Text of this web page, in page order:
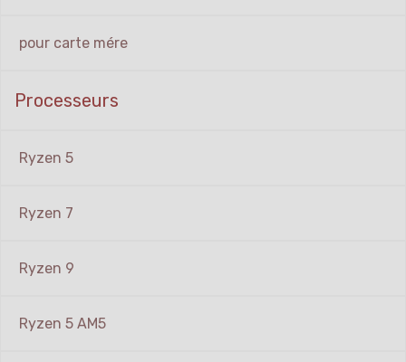
pour carte mére
Processeurs
Ryzen 5
Ryzen 7
Ryzen 9
Ryzen 5 AM5